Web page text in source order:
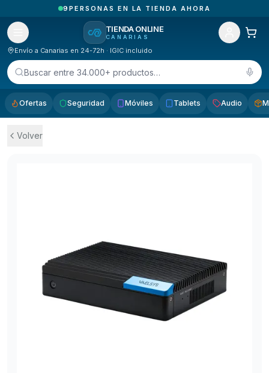
PEDIDOS ENTREGADOS HOY EN CANARIAS
TIENDA ONLINE
CANARIAS
Envío a Canarias en 24-72h · IGIC incluido
Buscar entre 34.000+ productos…
Ofertas Seguridad Móviles Tablets Audio
Volver